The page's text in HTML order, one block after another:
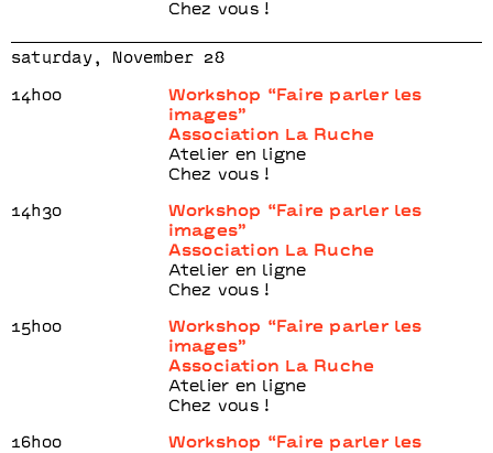
Chez vous !
saturday, November 28
14h00
Workshop “Faire parler les
images”
Association La Ruche
Atelier en ligne
Chez vous !
14h30
Workshop “Faire parler les
images”
Association La Ruche
Atelier en ligne
Chez vous !
15h00
Workshop “Faire parler les
images”
Association La Ruche
Atelier en ligne
Chez vous !
16h00
Workshop “Faire parler les